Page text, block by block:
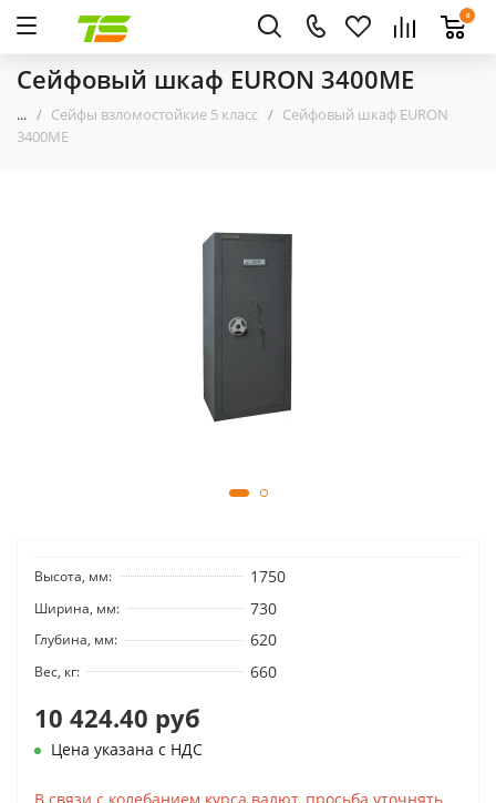
0
Сейфовый шкаф EURON 3400ME
... Сейфы взломостойкие 5 класс
Сейфовый шкаф EURON
3400ME
Высота, мм: 1750
Ширина, мм: 730
Глубина, мм: 620
Вес, кг: 660
10 424.40 руб
Цена указана с НДС